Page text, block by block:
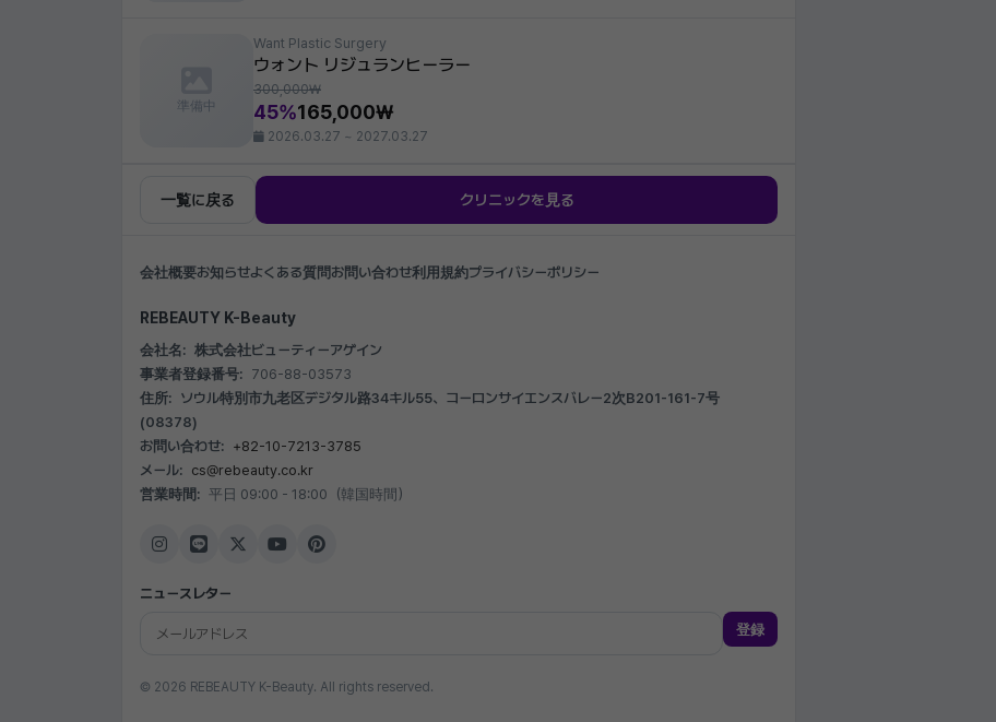
準備中
Want Plastic Surgery
ウォント リジュランヒーラー
300,000₩
45%165,000₩
2026.03.27 ~ 2027.03.27
一覧に戻る クリニックを見る
会社概要お知らせよくある質問 お問い合わせ利用規約プライバシーポリシー
REBEAUTY K-Beauty
会社名: 株式会社ビューティーアゲイン
事業者登録番号: 706-88-03573
住所: ソウル特別市九老区デジタル路34キル55、コーロンサイエンスバレー2次B201-161-7号
(08378)
お問い合わせ: +82-10-7213-3785
メール: cs@rebeauty.co.kr
営業時間: 平日 09:00 - 18:00（韓国時間）
ニュースレター
登録
© 2026 REBEAUTY K-Beauty. All rights reserved.